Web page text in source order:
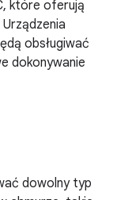
które oferują
obsługiwać
dokonywanie
dowolny typ